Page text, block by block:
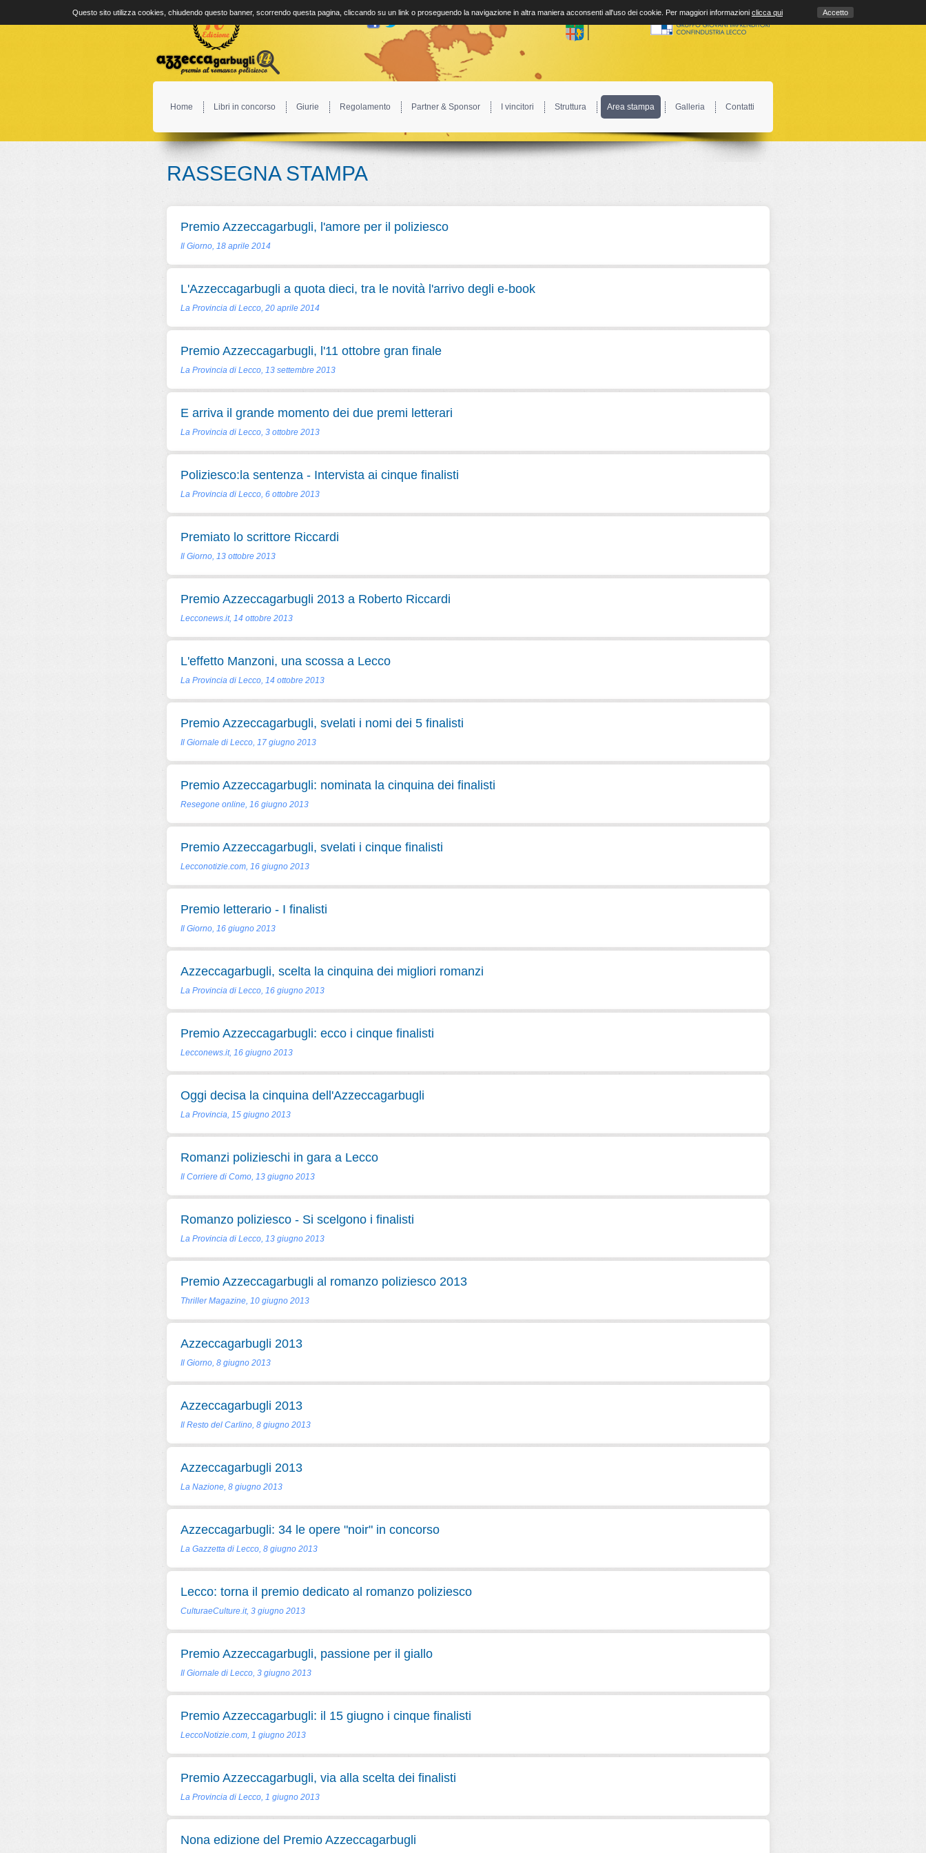
Home Libri in concorso Giurie Regolamento Partner & Sponsor I vincitori Struttura Area stampa Galleria Contatti
RASSEGNA STAMPA
Premio Azzeccagarbugli, l'amore per il poliziesco
Il Giorno, 18 aprile 2014
L'Azzeccagarbugli a quota dieci, tra le novità l'arrivo degli e-book
La Provincia di Lecco, 20 aprile 2014
Premio Azzeccagarbugli, l'11 ottobre gran finale
La Provincia di Lecco, 13 settembre 2013
E arriva il grande momento dei due premi letterari
La Provincia di Lecco, 3 ottobre 2013
Poliziesco:la sentenza - Intervista ai cinque finalisti
La Provincia di Lecco, 6 ottobre 2013
Premiato lo scrittore Riccardi
Il Giorno, 13 ottobre 2013
Premio Azzeccagarbugli 2013 a Roberto Riccardi
Lecconews.it, 14 ottobre 2013
L'effetto Manzoni, una scossa a Lecco
La Provincia di Lecco, 14 ottobre 2013
Premio Azzeccagarbugli, svelati i nomi dei 5 finalisti
Il Giornale di Lecco, 17 giugno 2013
Premio Azzeccagarbugli: nominata la cinquina dei finalisti
Resegone online, 16 giugno 2013
Premio Azzeccagarbugli, svelati i cinque finalisti
Lecconotizie.com, 16 giugno 2013
Premio letterario - I finalisti
Il Giorno, 16 giugno 2013
Azzeccagarbugli, scelta la cinquina dei migliori romanzi
La Provincia di Lecco, 16 giugno 2013
Premio Azzeccagarbugli: ecco i cinque finalisti
Lecconews.it, 16 giugno 2013
Oggi decisa la cinquina dell'Azzeccagarbugli
La Provincia, 15 giugno 2013
Romanzi polizieschi in gara a Lecco
Il Corriere di Como, 13 giugno 2013
Romanzo poliziesco - Si scelgono i finalisti
La Provincia di Lecco, 13 giugno 2013
Premio Azzeccagarbugli al romanzo poliziesco 2013
Thriller Magazine, 10 giugno 2013
Azzeccagarbugli 2013
Il Giorno, 8 giugno 2013
Azzeccagarbugli 2013
Il Resto del Carlino, 8 giugno 2013
Azzeccagarbugli 2013
La Nazione, 8 giugno 2013
Azzeccagarbugli: 34 le opere "noir" in concorso
La Gazzetta di Lecco, 8 giugno 2013
Lecco: torna il premio dedicato al romanzo poliziesco
CulturaeCulture.it, 3 giugno 2013
Premio Azzeccagarbugli, passione per il giallo
Il Giornale di Lecco, 3 giugno 2013
Premio Azzeccagarbugli: il 15 giugno i cinque finalisti
LeccoNotizie.com, 1 giugno 2013
Premio Azzeccagarbugli, via alla scelta dei finalisti
La Provincia di Lecco, 1 giugno 2013
Nona edizione del Premio Azzeccagarbugli
Questo sito utilizza cookies, chiudendo questo banner, scorrendo questa pagina, cliccando su un link o proseguendo la navigazione in altra maniera acconsenti all'uso dei cookie. Per maggiori informazioni clicca qui Accetto